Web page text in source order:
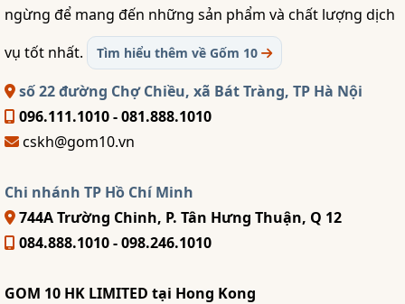
ngừng để mang đến những sản phẩm và chất lượng dịch
vụ tốt nhất.
Tìm hiểu thêm về Gốm 10
số 22 đường Chợ Chiều, xã Bát Tràng, TP Hà Nội
096.111.1010 - 081.888.1010
cskh@gom10.vn
Chi nhánh TP Hồ Chí Minh
744A Trường Chinh, P. Tân Hưng Thuận, Q 12
084.888.1010 - 098.246.1010
GOM 10 HK LIMITED tại Hong Kong